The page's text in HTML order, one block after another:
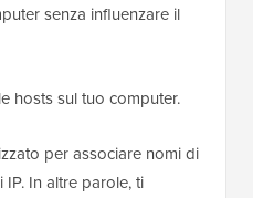
senza influenzare il
hosts sul tuo computer.
per associare nomi di
In altre parole, ti